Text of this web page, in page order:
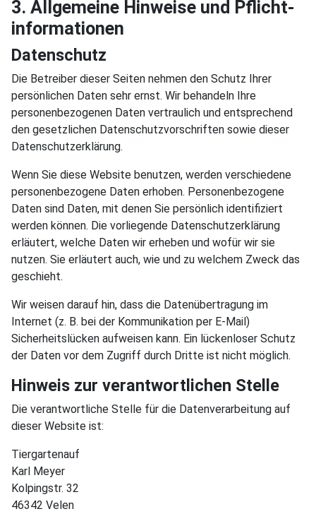
3. Allgemeine Hinweise und Pflicht­
informationen
Datenschutz
Die Betreiber dieser Seiten nehmen den Schutz Ihrer
persönlichen Daten sehr ernst. Wir behandeln Ihre
personenbezogenen Daten vertraulich und entsprechend
den gesetzlichen Datenschutzvorschriften sowie dieser
Datenschutzerklärung.
Wenn Sie diese Website benutzen, werden verschiedene
personenbezogene Daten erhoben. Personenbezogene
Daten sind Daten, mit denen Sie persönlich identifiziert
werden können. Die vorliegende Datenschutzerklärung
erläutert, welche Daten wir erheben und wofür wir sie
nutzen. Sie erläutert auch, wie und zu welchem Zweck das
geschieht.
Wir weisen darauf hin, dass die Datenübertragung im
Internet (z. B. bei der Kommunikation per E-Mail)
Sicherheitslücken aufweisen kann. Ein lückenloser Schutz
der Daten vor dem Zugriff durch Dritte ist nicht möglich.
Hinweis zur verantwortlichen Stelle
Die verantwortliche Stelle für die Datenverarbeitung auf
dieser Website ist:
Tiergartenauf
Karl Meyer
Kolpingstr. 32
46342 Velen